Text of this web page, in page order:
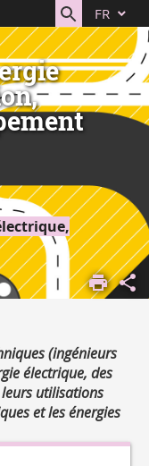
FR
(ingénieurs
électrique, des
leurs utilisations
et les énergies